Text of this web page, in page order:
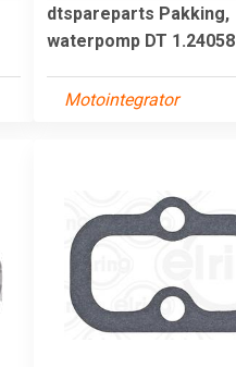
dtspareparts Pakking,
waterpomp DT 1.24058
Motointegrator